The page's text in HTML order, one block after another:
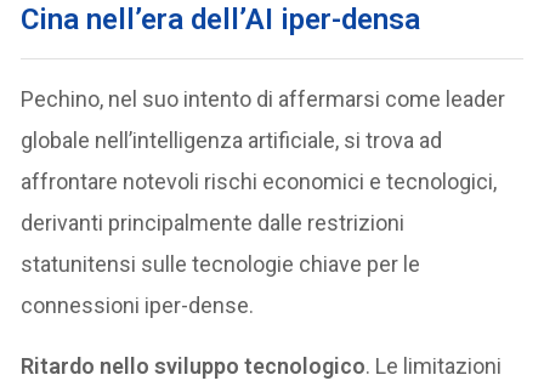
Cina nell’era dell’AI iper-densa
Pechino, nel suo intento di affermarsi come leader
globale nell’intelligenza artificiale, si trova ad
affrontare notevoli rischi economici e tecnologici,
derivanti principalmente dalle restrizioni
statunitensi sulle tecnologie chiave per le
connessioni iper-dense.
Ritardo nello sviluppo tecnologico. Le limitazioni